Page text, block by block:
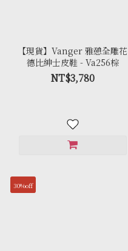
【現貨】Vanger 雅憩全雕花
德比紳士皮鞋 - Va256棕
NT$3,780
30%off